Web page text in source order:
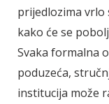
prijedlozima vrlo
kako će se
Svaka formalna
poduzeća,
institucija može